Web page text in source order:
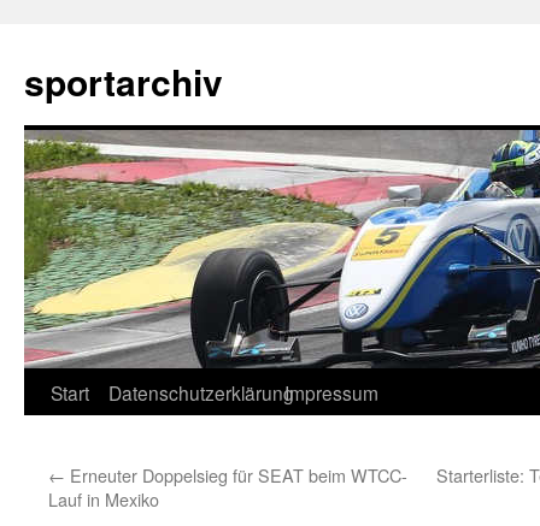
sportarchiv
Zum
springen
Start DatenschutzerklärungImpressum
← Erneuter Doppelsieg für SEAT beim WTCC-
Lauf in Mexiko
Starterliste: